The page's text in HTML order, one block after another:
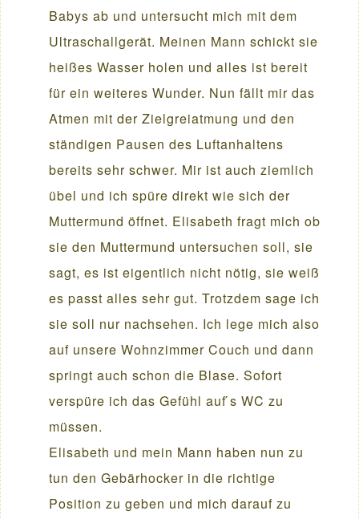
Babys ab und untersucht mich mit dem
Ultraschallgerät. Meinen Mann schickt sie
heißes Wasser holen und alles ist bereit
für ein weiteres Wunder. Nun fällt mir das
Atmen mit der Zielgreiatmung und den
ständigen Pausen des Luftanhaltens
bereits sehr schwer. Mir ist auch ziemlich
übel und ich spüre direkt wie sich der
Muttermund öffnet. Elisabeth fragt mich ob
sie den Muttermund untersuchen soll, sie
sagt, es ist eigentlich nicht nötig, sie weiß
es passt alles sehr gut. Trotzdem sage ich
sie soll nur nachsehen. Ich lege mich also
auf unsere Wohnzimmer Couch und dann
springt auch schon die Blase. Sofort
verspüre ich das Gefühl auf ́s WC zu
müssen.
Elisabeth und mein Mann haben nun zu
tun den Gebärhocker in die richtige
Position zu geben und mich darauf zu